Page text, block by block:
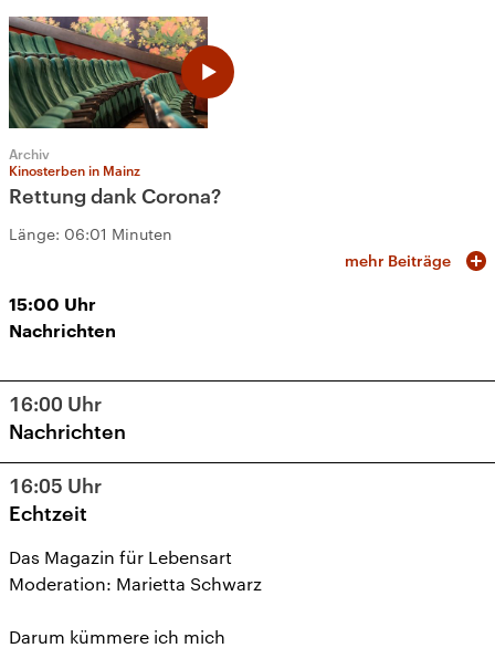
Archiv
Kinosterben in Mainz
Rettung dank Corona?
Länge: 06:01 Minuten
mehr Beiträge
15:00 Uhr
Nachrichten
16:00 Uhr
Nachrichten
16:05 Uhr
Echtzeit
Das Magazin für Lebensart
Moderation: Marietta Schwarz
Darum kümmere ich mich